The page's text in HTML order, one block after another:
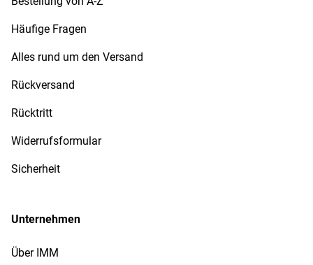
Häufige Fragen
Alles rund um den Versand
Rückversand
Rücktritt
Widerrufsformular
Sicherheit
Unternehmen
Über IMM